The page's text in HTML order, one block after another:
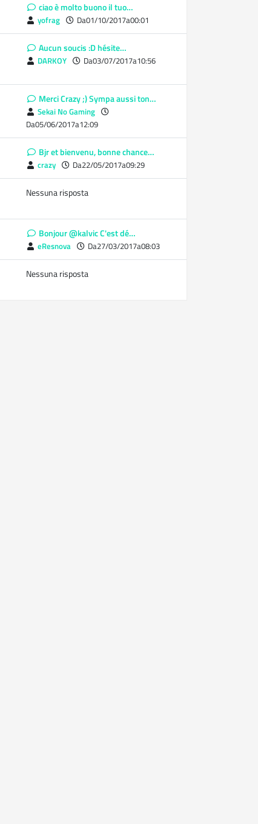
ciao è molto buono il tuo…
yofrag Da01/10/2017a00:01
Aucun soucis :D hésite…
DARKOY Da03/07/2017a10:56
Merci Crazy ;) Sympa aussi ton…
Sekai No Gaming
Da05/06/2017a12:09
Bjr et bienvenu, bonne chance…
crazy Da22/05/2017a09:29
Nessuna risposta
Bonjour @kalvic C'est dé…
eResnova Da27/03/2017a08:03
Nessuna risposta